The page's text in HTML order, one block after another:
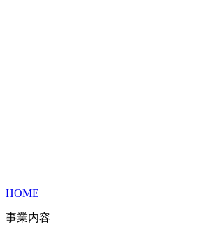
HOME
事業内容